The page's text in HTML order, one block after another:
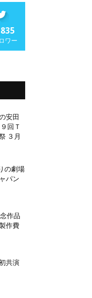
ワー
安田
回Ｔ
３月
の劇場
パン
作品
作費
共演